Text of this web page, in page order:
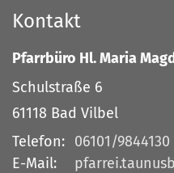
Kontakt
Pfarrbüro Hl. Maria
Schulstraße 6
61118 Bad Vilbel
Telefon: 06101/9844130
E-Mail: